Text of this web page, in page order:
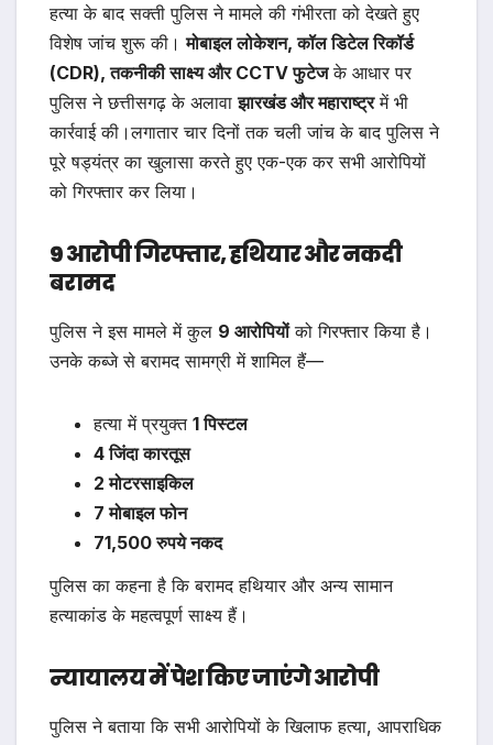
हत्या के बाद सक्ती पुलिस ने मामले की गंभीरता को देखते हुए
विशेष जांच शुरू की।मोबाइल लोकेशन, कॉल डिटेल रिकॉर्ड
(CDR), तकनीकी साक्ष्य और CCTV फुटेजके आधार पर
पुलिस ने छत्तीसगढ़ के अलावाझारखंड और महाराष्ट्रमें भी
कार्रवाई की।लगातार चार दिनों तक चली जांच के बाद पुलिस ने
पूरे षड्यंत्र का खुलासा करते हुए एक-एक कर सभी आरोपियों
को गिरफ्तार कर लिया।
9 आरोपी गिरफ्तार, हथियार और नकदी
बरामद
पुलिस ने इस मामले में कुल 9 आरोपियोंको गिरफ्तार किया है।
उनके कब्जे से बरामद सामग्री में शामिल हैं—
हत्या में प्रयुक्त 1 पिस्टल
4 जिंदा कारतूस
2 मोटरसाइकिल
7 मोबाइल फोन
71,500 रुपये नकद
पुलिस का कहना है कि बरामद हथियार और अन्य सामान
हत्याकांड के महत्वपूर्ण साक्ष्य हैं।
न्यायालय में पेश किए जाएंगे आरोपी
पुलिस ने बताया कि सभी आरोपियों के खिलाफ हत्या, आपराधिक